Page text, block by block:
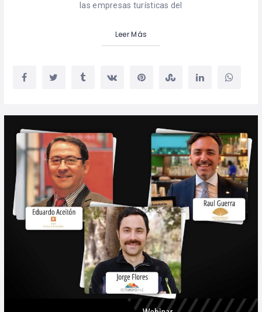
las empresas turísticas del
Leer Más